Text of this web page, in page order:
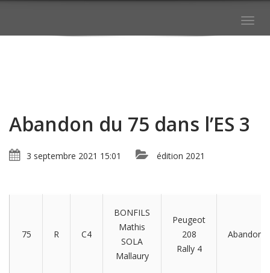
Abandon du 75 dans l’ES 3
3 septembre 2021 15:01 édition 2021
75 R C4
BONFILS
Mathis
SOLA
Mallaury
Peugeot
208
Rally 4
Abandon